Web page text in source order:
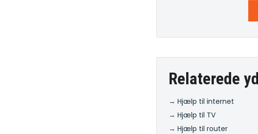
Relaterede
→ Hjælp til internet
→ Hjælp til TV
→ Hjælp til router